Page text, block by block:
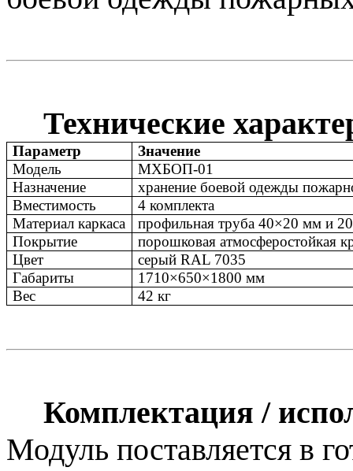
Технические
Параметр
Значение
Модель
МХБОП-01
Назначение
хранение боевой одежды
Вместимость
4 комплекта
Материал каркаса
профильная труба 40×20 мм и
Покрытие
порошковая атмосферостойкая
Цвет
серый RAL 7035
Габариты
1710×650×1800 мм
Вес
42 кг
Комплектация /
Модуль поставляется в